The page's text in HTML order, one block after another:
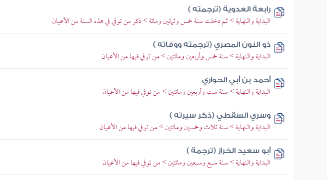
رابعة العدوية (ترجمته )
البداية والنهاية > ثم دخلت سنة خمس وثمانين ومائة > ذكر من توفي في هذه السنة من الأعيان
ذو النون المصري (ترجمته ووفاته )
البداية والنهاية > سنة خمس وأربعين ومائتين > من توفي فيها من الأعيان
أحمد بن أبي الحواري
البداية والنهاية > سنة ست وأربعين ومائتين > من توفي فيها من الأعيان
وسري السقطي (ذكر سيرته )
البداية والنهاية > سنة ثلاث وخمسين ومائتين > من توفي فيها من الأعيان
أبو سعيد الخراز (ترجمة )
البداية والنهاية > سنة سبع وسبعين ومائتين > من توفي فيها من الأعيان